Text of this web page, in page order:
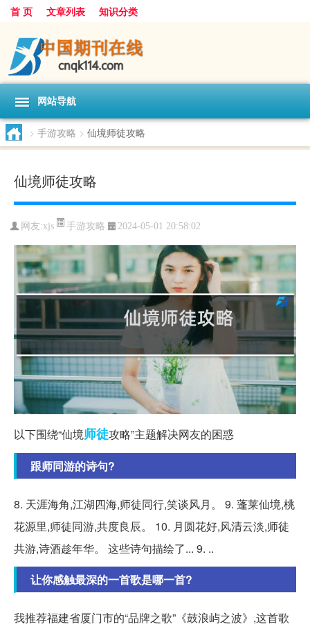
首 页 文章列表 知识分类
网站导航
> 手游攻略 > 仙境师徒攻略
仙境师徒攻略
网友:xjs 手游攻略 2024-05-01 20:58:02
以下围绕“仙境师徒攻略”主题解决网友的困惑
跟师同游的诗句?
8. 天涯海角,江湖四海,师徒同行,笑谈风月。 9. 蓬莱仙境,桃
花源里,师徒同游,共度良辰。 10. 月圆花好,风清云淡,师徒
共游,诗酒趁年华。 这些诗句描绘了... 9. ..
让你感触最深的一首歌是哪一首?
我推荐福建省厦门市的“品牌之歌”《鼓浪屿之波》,这首歌